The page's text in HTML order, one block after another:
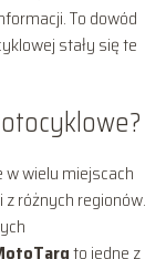
To dowód
stały się te
w wielu miejscach
różnych regionów.
to jedne z